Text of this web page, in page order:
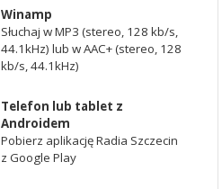
Winamp
Słuchaj w MP3 (stereo, 128 kb/s,
44.1kHz) lub w AAC+ (stereo, 128
kb/s, 44.1kHz)
Telefon lub tablet z
Androidem
Pobierz aplikację Radia Szczecin
z Google Play